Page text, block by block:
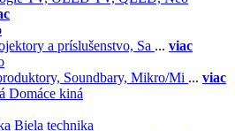
a príslušenstvo, Sa ... viac
Soundbary, Mikro/Mi ... viac
Domáce kiná
Biela technika